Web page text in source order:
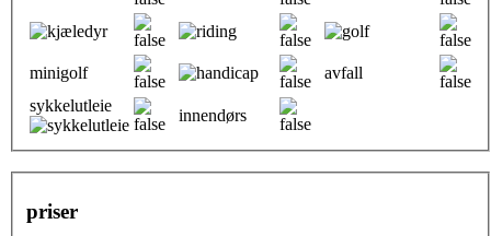
minigolf
avfall
sykkelutleie
innendørs
priser